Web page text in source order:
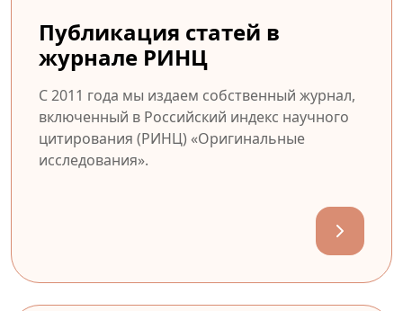
Публикация статей в
журнале РИНЦ
С 2011 года мы издаем собственный журнал,
включенный в Российский индекс научного
цитирования (РИНЦ) «Оригинальные
исследования».